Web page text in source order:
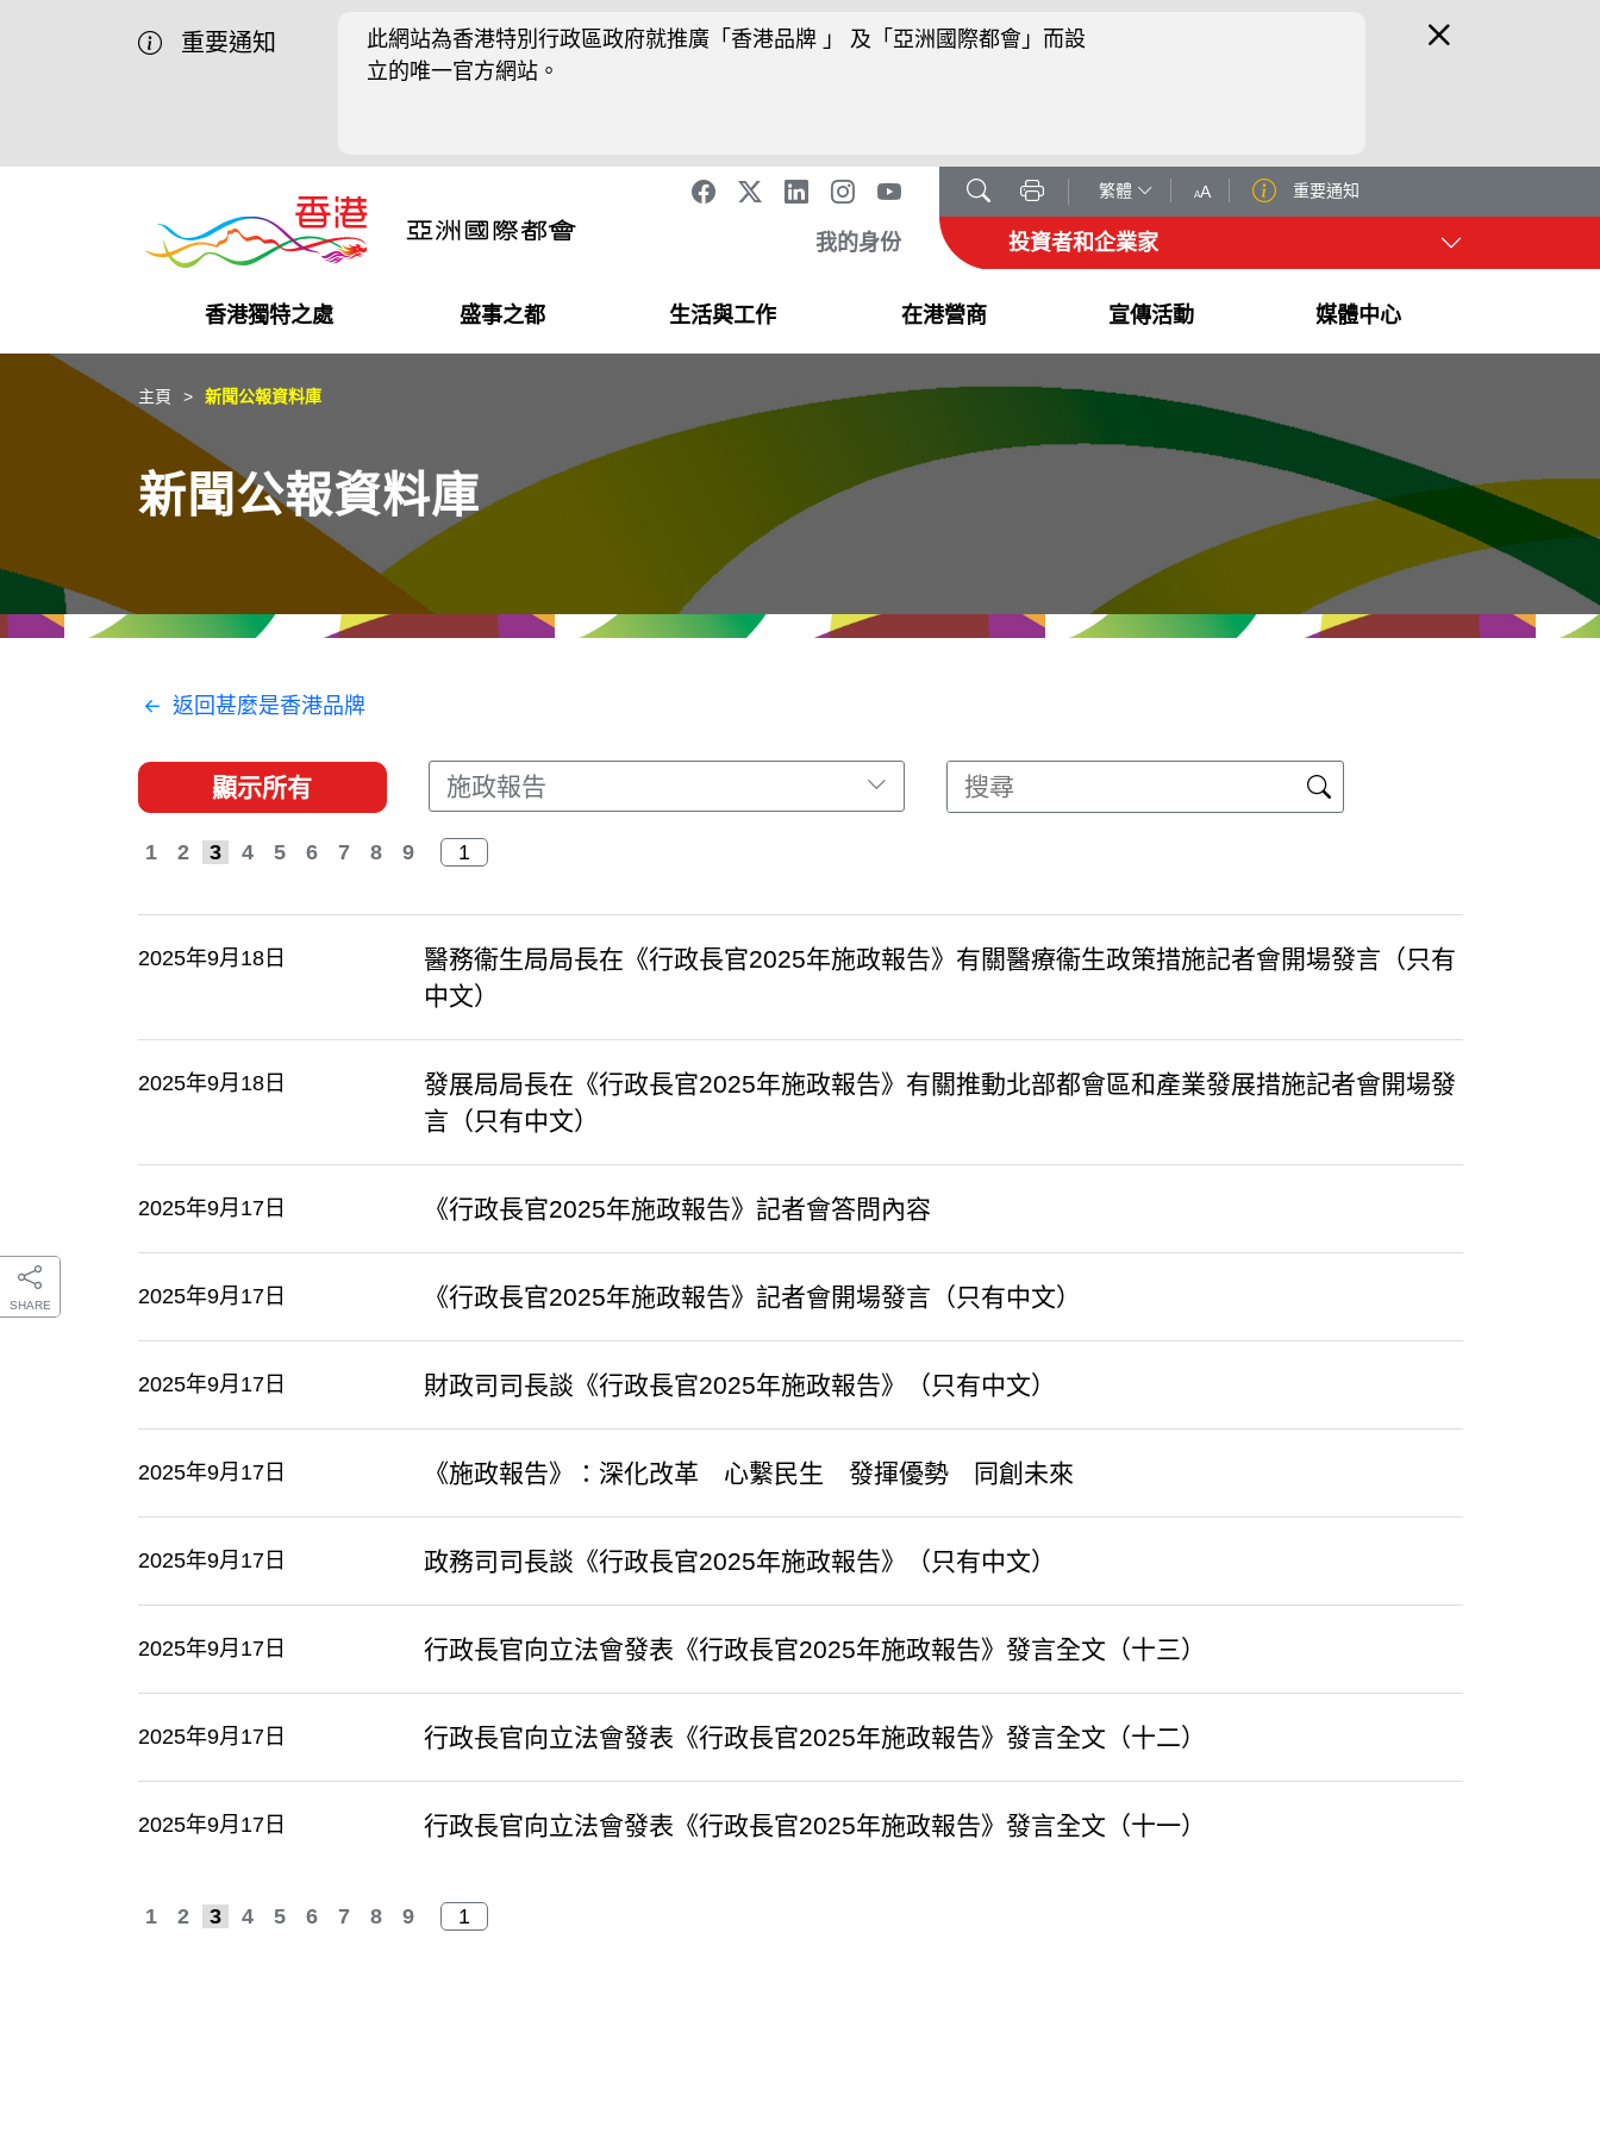
重要通知
此網站為香港特別行政區政府就推廣「香港品牌 」 及「亞洲國際都會」而設
立的唯一官方網站。
繁體 AA 重要通知
我的身份 投資者和企業家
香港獨特之處
營商機會
獨特優勢
盛事之都
盛事之都
最新活動精選
生活與工作
在港工作
都會生活
在港營商
在港創業
初創企業
宣傳活動
推廣香港@中國內地
推廣香港@中東
推廣香港@粵港澳大灣區
媒體中心
最新資訊
媒體資訊
SHARE
主頁 新聞公報資料庫
新聞公報資料庫
返回甚麼是香港品牌
顯示所有 施政報告
1 2 3 4 5 6 7 8 9
2025年9月18日
醫務衞生局局長在《行政長官2025年施政報告》有關醫療衞生政策措施記者會開場發言（只有
中文）
2025年9月18日
發展局局長在《行政長官2025年施政報告》有關推動北部都會區和產業發展措施記者會開場發
言（只有中文）
2025年9月17日 ​《行政長官2025年施政報告》記者會答問內容
2025年9月17日 ​《行政長官2025年施政報告》記者會開場發言（只有中文）
2025年9月17日 ​財政司司長談《行政長官2025年施政報告》（只有中文）
2025年9月17日 《施政報告》：深化改革 心繫民生 發揮優勢 同創未來
2025年9月17日 政務司司長談《行政長官2025年施政報告》（只有中文）
2025年9月17日 ​行政長官向立法會發表《行政長官2025年施政報告》發言全文（十三）
2025年9月17日 ​行政長官向立法會發表《行政長官2025年施政報告》發言全文（十二）
2025年9月17日 ​行政長官向立法會發表《行政長官2025年施政報告》發言全文（十一）
1 2 3 4 5 6 7 8 9